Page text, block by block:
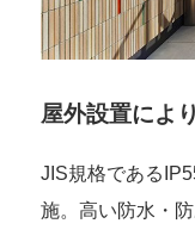
屋外設置によ
JIS規格である
施。高い防水・